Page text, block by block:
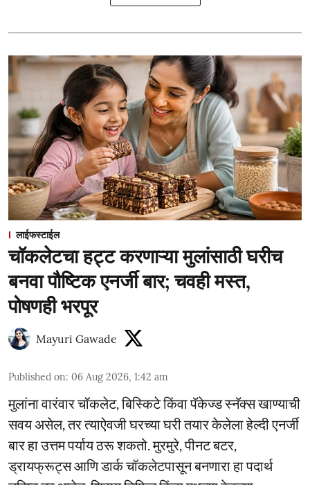
लाईफस्टाईल
चॉकलेटचा हट्ट करणाऱ्या मुलांसाठी घरीच
बनवा पौष्टिक एनर्जी बार; चवही मस्त,
पोषणही भरपूर
Mayuri Gawade
Published on: 06 Aug 2026, 1:42 am
मुलांना वारंवार चॉकलेट, बिस्किटे किंवा पॅकेज्ड स्नॅक्स खाण्याची
सवय असेल, तर त्याऐवजी घरच्या घरी तयार केलेला हेल्दी एनर्जी
बार हा उत्तम पर्याय ठरू शकतो. मुरमुरे, पीनट बटर,
ड्रायफ्रूट्स आणि डार्क चॉकलेटपासून बनणारा हा पदार्थ